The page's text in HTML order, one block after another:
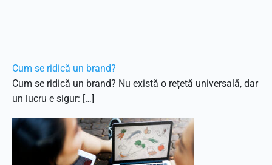
Cum se ridică un brand?
Cum se ridică un brand? Nu există o rețetă universală, dar
un lucru e sigur: […]